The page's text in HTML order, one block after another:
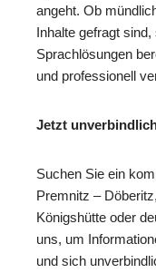
angeht. Ob
Inhalte gefragt
Sprachlösungen
und professionell
Jetzt
Suchen Sie ein
Premnitz –
Königshütte oder
uns, um
und sich